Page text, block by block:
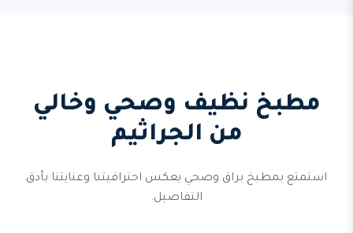
مطبخ نظيف وصحي وخالي
من الجراثيم
استمتع بمطبخ براق وصحي يعكس احترافيتنا وعنايتنا بأدق
التفاصيل.